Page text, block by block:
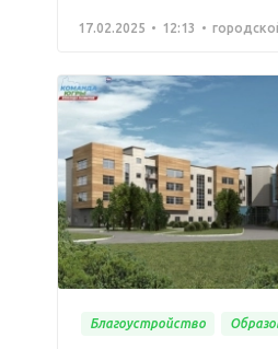
17.02.2025 12:13
Благоустройство